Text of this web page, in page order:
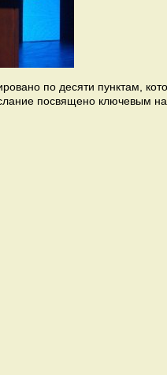
по десяти пунктам,
посвящено ключевым